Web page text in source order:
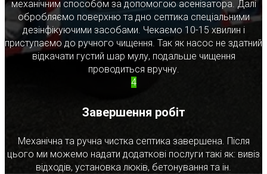
механічним способом за допомогою асенізатора. Далі
обробляємо поверхню та дно септика спеціальними
дезінфікуючими засобами. Чекаємо 10-15 хвилин і
приступаємо до ручного чищення. Так як насос не здатний
відкачати густий шар мулу, подальше чищення
проводиться вручну.
4
Завершення робіт
Механічна та ручна чистка септика завершена. Після
цього ми можемо надати додаткові послуги такі як: вивіз
відходів, установка люків, бетонування та ін.